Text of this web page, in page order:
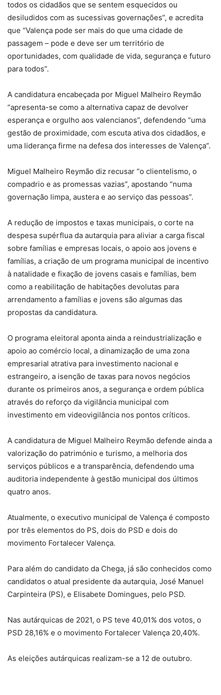
todos os cidadãos que se sentem esquecidos ou
desiludidos com as sucessivas governações”, e acredita
que “Valença pode ser mais do que uma cidade de
passagem – pode e deve ser um território de
oportunidades, com qualidade de vida, segurança e futuro
para todos”.
A candidatura encabeçada por Miguel Malheiro Reymão
“apresenta-se como a alternativa capaz de devolver
esperança e orgulho aos valencianos”, defendendo “uma
gestão de proximidade, com escuta ativa dos cidadãos, e
uma liderança firme na defesa dos interesses de Valença”.
Miguel Malheiro Reymão diz recusar “o clientelismo, o
compadrio e as promessas vazias”, apostando “numa
governação limpa, austera e ao serviço das pessoas”.
A redução de impostos e taxas municipais, o corte na
despesa supérflua da autarquia para aliviar a carga fiscal
sobre famílias e empresas locais, o apoio aos jovens e
famílias, a criação de um programa municipal de incentivo
à natalidade e fixação de jovens casais e famílias, bem
como a reabilitação de habitações devolutas para
arrendamento a famílias e jovens são algumas das
propostas da candidatura.
O programa eleitoral aponta ainda a reindustrialização e
apoio ao comércio local, a dinamização de uma zona
empresarial atrativa para investimento nacional e
estrangeiro, a isenção de taxas para novos negócios
durante os primeiros anos, a segurança e ordem pública
através do reforço da vigilância municipal com
investimento em videovigilância nos pontos críticos.
A candidatura de Miguel Malheiro Reymão defende ainda a
valorização do património e turismo, a melhoria dos
serviços públicos e a transparência, defendendo uma
auditoria independente à gestão municipal dos últimos
quatro anos.
Atualmente, o executivo municipal de Valença é composto
por três elementos do PS, dois do PSD e dois do
movimento Fortalecer Valença.
Para além do candidato da Chega, já são conhecidos como
candidatos o atual presidente da autarquia, José Manuel
Carpinteira (PS), e Elisabete Domingues, pelo PSD.
Nas autárquicas de 2021, o PS teve 40,01% dos votos, o
PSD 28,16% e o movimento Fortalecer Valença 20,40%.
As eleições autárquicas realizam-se a 12 de outubro.